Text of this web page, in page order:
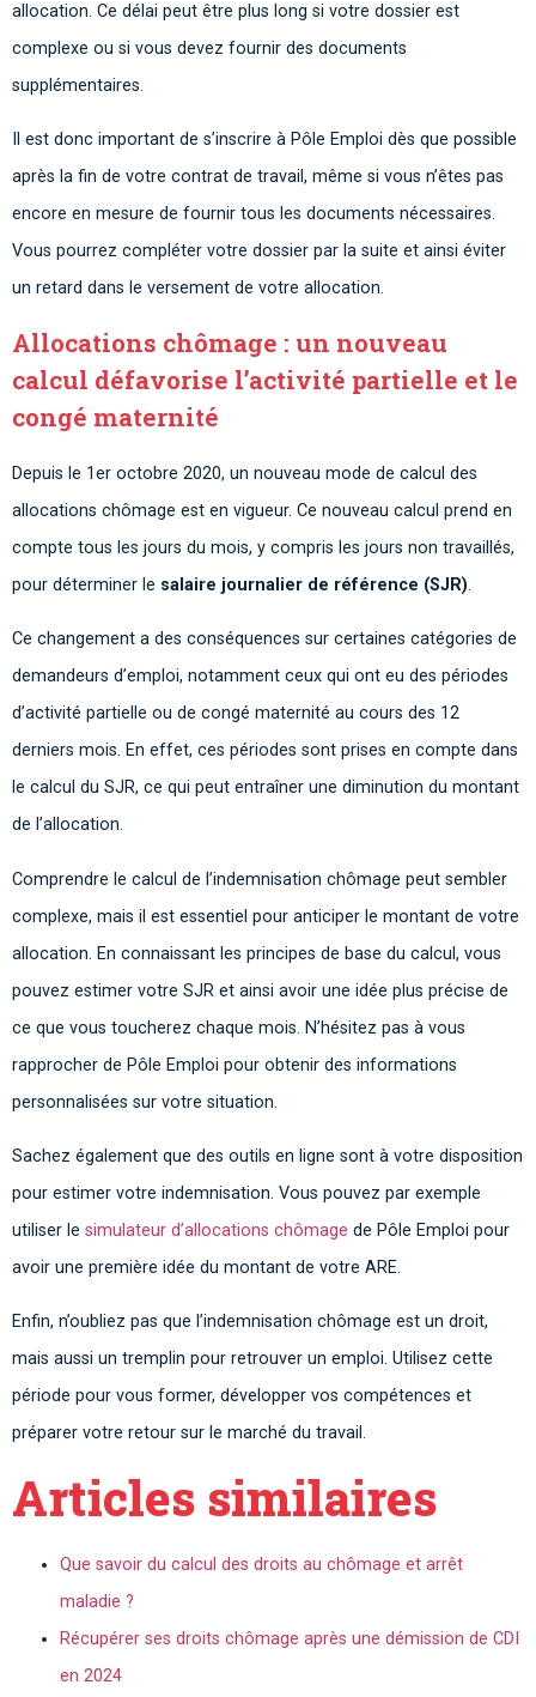
allocation. Ce délai peut être plus long si votre dossier est
complexe ou si vous devez fournir des documents
supplémentaires.
Il est donc important de s’inscrire à Pôle Emploi dès que possible
après la fin de votre contrat de travail, même si vous n’êtes pas
encore en mesure de fournir tous les documents nécessaires.
Vous pourrez compléter votre dossier par la suite et ainsi éviter
un retard dans le versement de votre allocation.
Allocations chômage : un nouveau
calcul défavorise l’activité partielle et le
congé maternité
Depuis le 1er octobre 2020, un nouveau mode de calcul des
allocations chômage est en vigueur. Ce nouveau calcul prend en
compte tous les jours du mois, y compris les jours non travaillés,
pour déterminer le salaire journalier de référence (SJR).
Ce changement a des conséquences sur certaines catégories de
demandeurs d’emploi, notamment ceux qui ont eu des périodes
d’activité partielle ou de congé maternité au cours des 12
derniers mois. En effet, ces périodes sont prises en compte dans
le calcul du SJR, ce qui peut entraîner une diminution du montant
de l’allocation.
Comprendre le calcul de l’indemnisation chômage peut sembler
complexe, mais il est essentiel pour anticiper le montant de votre
allocation. En connaissant les principes de base du calcul, vous
pouvez estimer votre SJR et ainsi avoir une idée plus précise de
ce que vous toucherez chaque mois. N’hésitez pas à vous
rapprocher de Pôle Emploi pour obtenir des informations
personnalisées sur votre situation.
Sachez également que des outils en ligne sont à votre disposition
pour estimer votre indemnisation. Vous pouvez par exemple
utiliser le simulateur d’allocations chômage de Pôle Emploi pour
avoir une première idée du montant de votre ARE.
Enfin, n’oubliez pas que l’indemnisation chômage est un droit,
mais aussi un tremplin pour retrouver un emploi. Utilisez cette
période pour vous former, développer vos compétences et
préparer votre retour sur le marché du travail.
Articles similaires
Que savoir du calcul des droits au chômage et arrêt
maladie ?
Récupérer ses droits chômage après une démission de CDI
en 2024